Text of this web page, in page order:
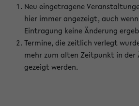
Neu eingetragene
hier immer angezeigt, auch
Eintragung keine Änderung
Termine, die zeitlich verlegt
mehr zum alten Zeitpunkt in der
gezeigt werden.